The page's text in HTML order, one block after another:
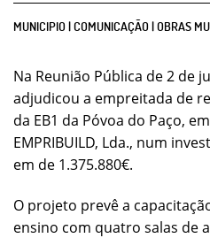
MUNICIPIO | COMUNICAÇÃO | OBRAS
Na Reunião Pública de 2 de
adjudicou a empreitada de
da EB1 da Póvoa do Paço,
EMPRIBUILD, Lda., num
em de 1.375.880€.
O projeto prevê a
ensino com quatro salas de